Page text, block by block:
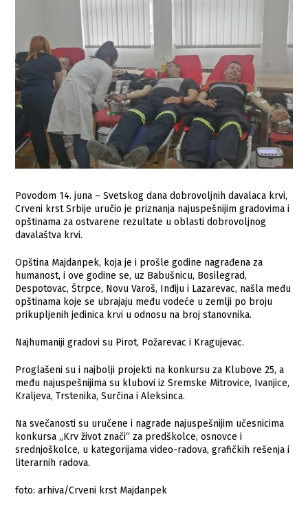
Povodom 14. juna – Svetskog dana dobrovoljnih davalaca krvi,
Crveni krst Srbije uručio je priznanja najuspešnijim gradovima i
opštinama za ostvarene rezultate u oblasti dobrovoljnog
davalaštva krvi.
Opština Majdanpek, koja je i prošle godine nagrađena za
humanost, i ove godine se, uz Babušnicu, Bosilegrad,
Despotovac, Štrpce, Novu Varoš, Inđiju i Lazarevac, našla među
opštinama koje se ubrajaju među vodeće u zemlji po broju
prikupljenih jedinica krvi u odnosu na broj stanovnika.
Najhumaniji gradovi su Pirot, Požarevac i Kragujevac.
Proglašeni su i najbolji projekti na konkursu za Klubove 25, a
među najuspešnijima su klubovi iz Sremske Mitrovice, Ivanjice,
Kraljeva, Trstenika, Surčina i Aleksinca.
Na svečanosti su uručene i nagrade najuspešnijim učesnicima
konkursa „Krv život znači“ za predškolce, osnovce i
srednjoškolce, u kategorijama video-radova, grafičkih rešenja i
literarnih radova.
foto: arhiva/Crveni krst Majdanpek